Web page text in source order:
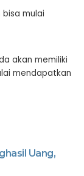
mulai
akan memiliki
mendapatkan
Uang,